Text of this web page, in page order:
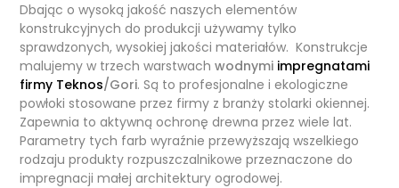
Dbając o wysoką jakość naszych elementów
konstrukcyjnych do produkcji używamy tylko
sprawdzonych, wysokiej jakości materiałów. Konstrukcje
malujemy w trzech warstwachwodnymi impregnatami
firmy Teknos/Gori. Są to profesjonalne i ekologiczne
powłoki stosowane przez firmy z branży stolarki okiennej.
Zapewnia to aktywną ochronę drewna przez wiele lat.
Parametry tych farb wyraźnie przewyższają wszelkiego
rodzaju produkty rozpuszczalnikowe przeznaczone do
impregnacji małej architektury ogrodowej.